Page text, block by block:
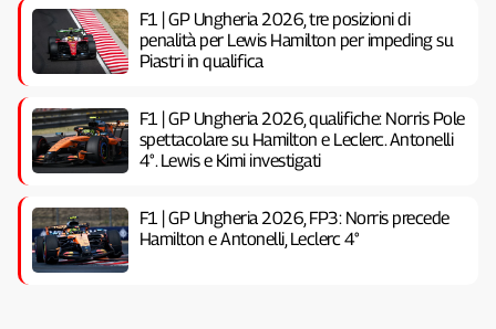
F1 | GP Ungheria 2026, tre posizioni di
penalità per Lewis Hamilton per impeding su
Piastri in qualifica
F1 | GP Ungheria 2026, qualifiche: Norris Pole
spettacolare su Hamilton e Leclerc. Antonelli
4°. Lewis e Kimi investigati
F1 | GP Ungheria 2026, FP3: Norris precede
Hamilton e Antonelli, Leclerc 4°